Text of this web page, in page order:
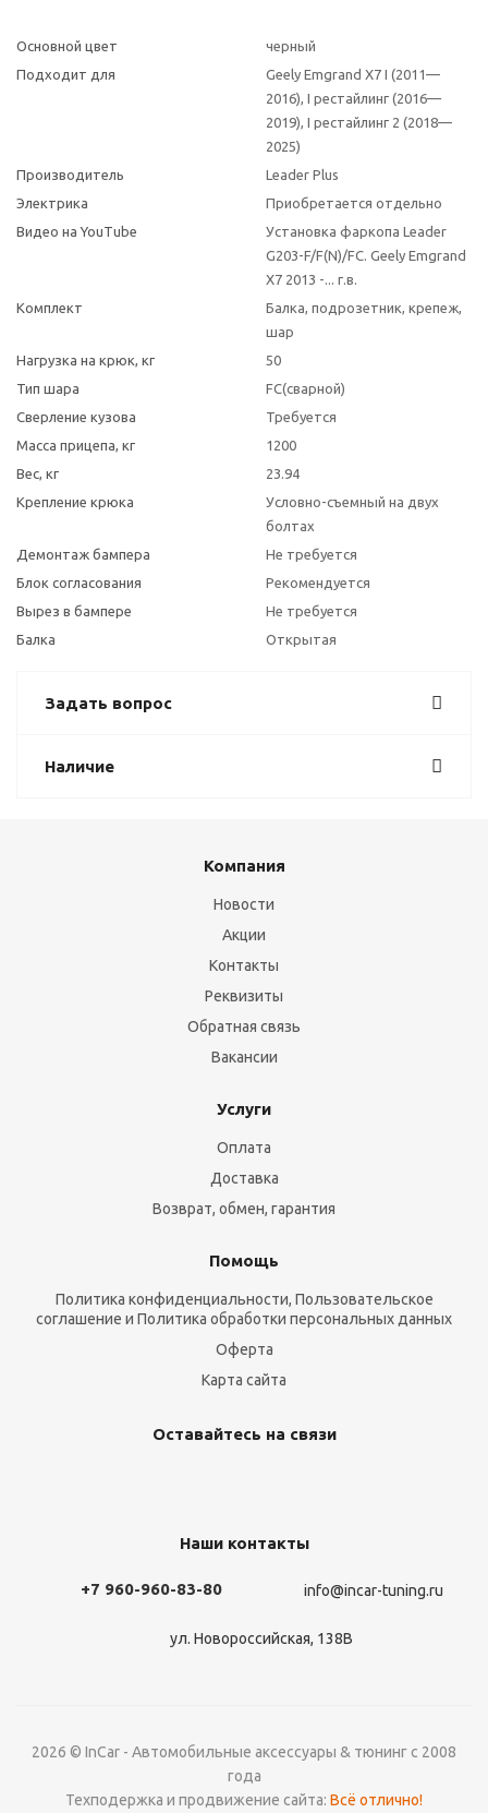
Основной цвет
черный
Подходит для
Geely Emgrand X7 I (2011—
2016), I рестайлинг (2016—
2019), I рестайлинг 2 (2018—
2025)
Производитель
Leader Plus
Электрика
Приобретается отдельно
Видео на YouTube
Установка фаркопа Leader
G203-F/F(N)/FC. Geely Emgrand
X7 2013 -... г.в.
Комплект
Балка, подрозетник, крепеж,
шар
Нагрузка на крюк, кг
50
Тип шара
FC(сварной)
Сверление кузова
Требуется
Масса прицепа, кг
1200
Вес, кг
23.94
Крепление крюка
Условно-съемный на двух
болтах
Демонтаж бампера
Не требуется
Блок согласования
Рекомендуется
Вырез в бампере
Не требуется
Балка
Открытая
Задать вопрос
Наличие
Компания
Новости
Акции
Контакты
Реквизиты
Обратная связь
Вакансии
Услуги
Оплата
Доставка
Возврат, обмен, гарантия
Помощь
Политика конфиденциальности, Пользовательское
соглашение и Политика обработки персональных данных
Оферта
Карта сайта
Оставайтесь на связи
Наши контакты
+7 960-960-83-80 info@incar-tuning.ru
ул. Новороссийская, 138В
2026 © InCar - Автомобильные аксессуары & тюнинг с 2008
года
Техподержка и продвижение сайта: Всё отлично!